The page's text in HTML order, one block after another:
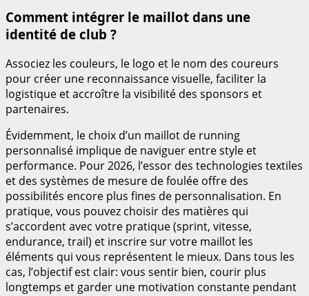
Comment intégrer le maillot dans une
identité de club ?
Associez les couleurs, le logo et le nom des coureurs
pour créer une reconnaissance visuelle, faciliter la
logistique et accroître la visibilité des sponsors et
partenaires.
Évidemment, le choix d’un maillot de running
personnalisé implique de naviguer entre style et
performance. Pour 2026, l’essor des technologies textiles
et des systèmes de mesure de foulée offre des
possibilités encore plus fines de personnalisation. En
pratique, vous pouvez choisir des matières qui
s’accordent avec votre pratique (sprint, vitesse,
endurance, trail) et inscrire sur votre maillot les
éléments qui vous représentent le mieux. Dans tous les
cas, l’objectif est clair: vous sentir bien, courir plus
longtemps et garder une motivation constante pendant